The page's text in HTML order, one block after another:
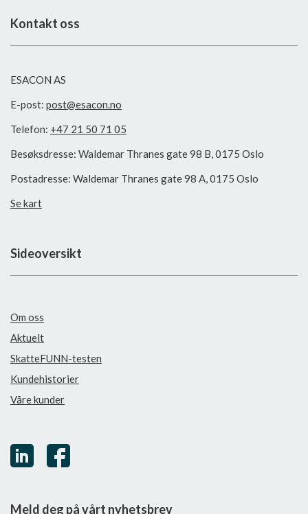
Kontakt oss
ESACON AS
E-post: post@esacon.no
Telefon: +47 21 50 71 05
Besøksdresse: Waldemar Thranes gate 98 B, 0175 Oslo
Postadresse: Waldemar Thranes gate 98 A, 0175 Oslo
Se kart
Sideoversikt
Om oss
Aktuelt
SkatteFUNN-testen
Kundehistorier
Våre kunder
Meld deg på vårt nyhetsbrev